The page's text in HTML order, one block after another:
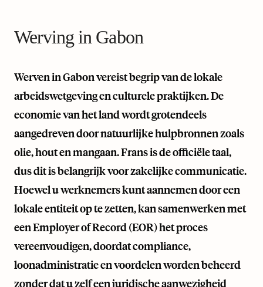
Werving in Gabon
Werven in Gabon vereist begrip van de lokale
arbeidswetgeving en culturele praktijken. De
economie van het land wordt grotendeels
aangedreven door natuurlijke hulpbronnen zoals
olie, hout en mangaan. Frans is de officiële taal,
dus dit is belangrijk voor zakelijke communicatie.
Hoewel u werknemers kunt aannemen door een
lokale entiteit op te zetten, kan samenwerken met
een Employer of Record (EOR) het proces
vereenvoudigen, doordat compliance,
loonadministratie en voordelen worden beheerd
zonder dat u zelf een juridische aanwezigheid